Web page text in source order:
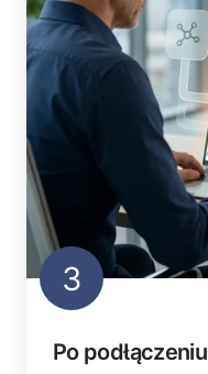
3
Po podłączeniu